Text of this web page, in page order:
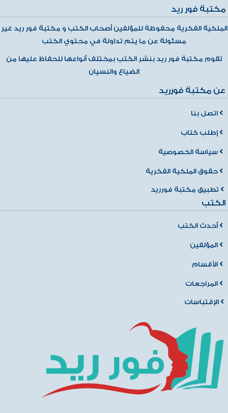
مكتبة فور ريد
الملكية الفكرية محفوظة للمؤلفين أصحاب الكتب و مكتبة فور ريد غير
مسئولة عن ما يتم تداولة في محتوي الكتب
تقوم مكتبة فور ريد بنشر الكتب بمختلف أنواعها للحفاظ عليها من
الضياع والنسيان
عن مكتبة فورريد
اتصل بنا
إطلب كتاب
سياسة الخصوصية
حقوق الملكية الفكرية
تطبيق مكتبة فورريد
الكتب
أحدث الكتب
المؤلفين
الأقسام
المراجعات
الإقتباسات